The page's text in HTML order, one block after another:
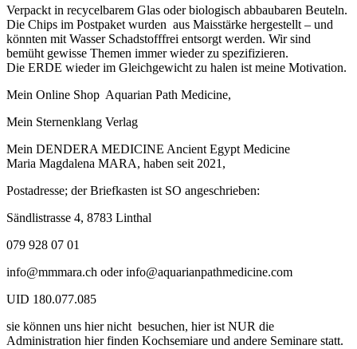
Verpackt in recycelbarem Glas oder biologisch abbaubaren Beuteln.
Die Chips im Postpaket wurden aus Maisstärke hergestellt – und
könnten mit Wasser Schadstofffrei entsorgt werden. Wir sind
bemüht gewisse Themen immer wieder zu spezifizieren.
Die ERDE wieder im Gleichgewicht zu halen ist meine Motivation.
Mein Online Shop Aquarian Path Medicine,
Mein Sternenklang Verlag
Mein DENDERA MEDICINE Ancient Egypt Medicine
Maria Magdalena MARA, haben seit 2021,
Postadresse; der Briefkasten ist SO angeschrieben:
Sändlistrasse 4, 8783 Linthal
079 928 07 01
info@mmmara.ch oder info@aquarianpathmedicine.com
UID 180.077.085
sie können uns hier nicht besuchen, hier ist NUR die
Administration hier finden Kochsemiare und andere Seminare statt.